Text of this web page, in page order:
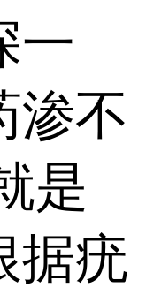
一
渗不
是
据疣